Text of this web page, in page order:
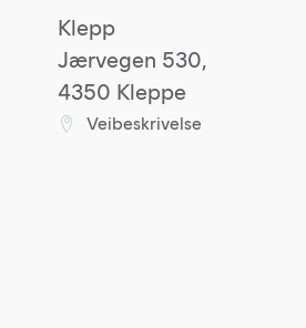
på Google maps
Klepp
Jærvegen 530,
4350 Kleppe
Lenke til Kleppkontoret
Veibeskrivelse